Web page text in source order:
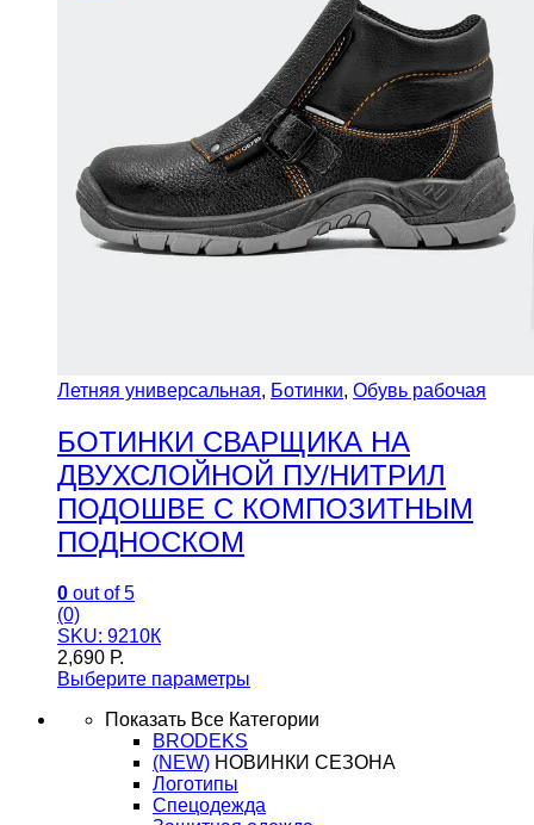
Летняя универсальная, Ботинки, Обувь рабочая
БОТИНКИ СВАРЩИКА НА
ДВУХСЛОЙНОЙ ПУ/НИТРИЛ
ПОДОШВЕ С КОМПОЗИТНЫМ
ПОДНОСКОМ
0 out of 5
(0)
SKU: 9210К
2,690 Р.
Выберите параметры
Показать Все Категории
BRODEKS
(NEW) НОВИНКИ СЕЗОНА
Логотипы
Спецодежда